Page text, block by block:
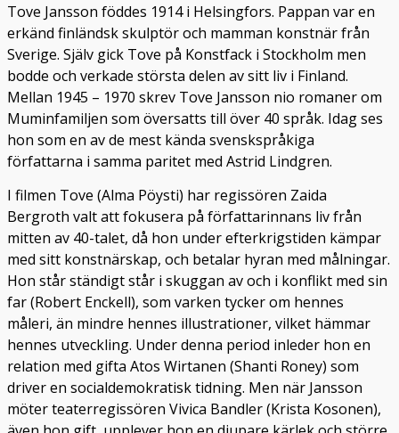
Tove Jansson föddes 1914 i Helsingfors. Pappan var en
erkänd finländsk skulptör och mamman konstnär från
Sverige. Själv gick Tove på Konstfack i Stockholm men
bodde och verkade största delen av sitt liv i Finland.
Mellan 1945 – 1970 skrev Tove Jansson nio romaner om
Muminfamiljen som översatts till över 40 språk. Idag ses
hon som en av de mest kända svenskspråkiga
författarna i samma paritet med Astrid Lindgren.
I filmen Tove (Alma Pöysti) har regissören Zaida
Bergroth valt att fokusera på författarinnans liv från
mitten av 40-talet, då hon under efterkrigstiden kämpar
med sitt konstnärskap, och betalar hyran med målningar.
Hon står ständigt står i skuggan av och i konflikt med sin
far (Robert Enckell), som varken tycker om hennes
måleri, än mindre hennes illustrationer, vilket hämmar
hennes utveckling. Under denna period inleder hon en
relation med gifta Atos Wirtanen (Shanti Roney) som
driver en socialdemokratisk tidning. Men när Jansson
möter teaterregissören Vivica Bandler (Krista Kosonen),